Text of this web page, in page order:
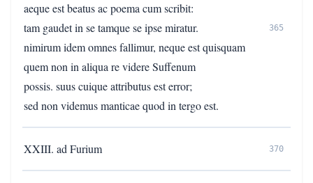
aeque est beatus ac poema cum scribit:
tam gaudet in se tamque se ipse miratur.
365
nimirum idem omnes fallimur, neque est quisquam
quem non in aliqua re videre Suffenum
possis. suus cuique attributus est error;
sed non videmus manticae quod in tergo est.
XXIII. ad Furium 370